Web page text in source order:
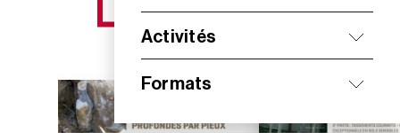
Activités
Formats
NOS NOUVEAUTÉS